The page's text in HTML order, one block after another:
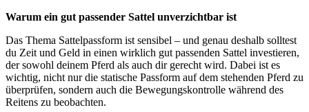
Warum ein gut passender Sattel unverzichtbar ist
Das Thema Sattelpassform ist sensibel – und genau deshalb solltest
du Zeit und Geld in einen wirklich gut passenden Sattel investieren,
der sowohl deinem Pferd als auch dir gerecht wird. Dabei ist es
wichtig, nicht nur die statische Passform auf dem stehenden Pferd zu
überprüfen, sondern auch die Bewegungskontrolle während des
Reitens zu beobachten.